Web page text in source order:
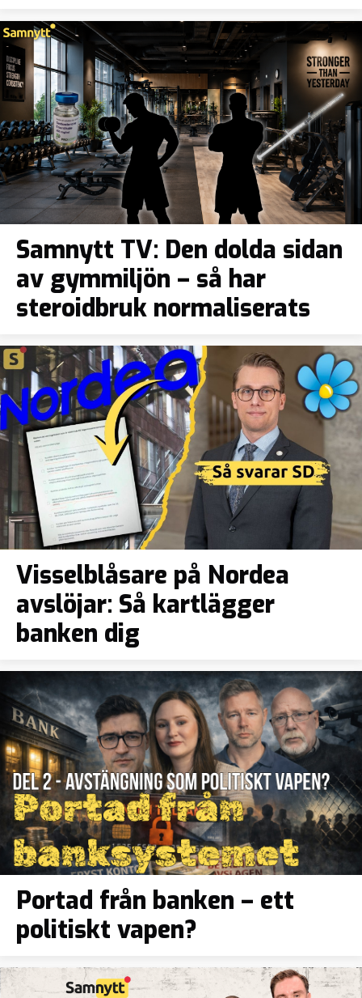
Samnytt TV: Den dolda sidan
av gymmiljön – så har
steroidbruk normaliserats
Visselblåsare på Nordea
avslöjar: Så kartlägger
banken dig
Portad från banken – ett
politiskt vapen?